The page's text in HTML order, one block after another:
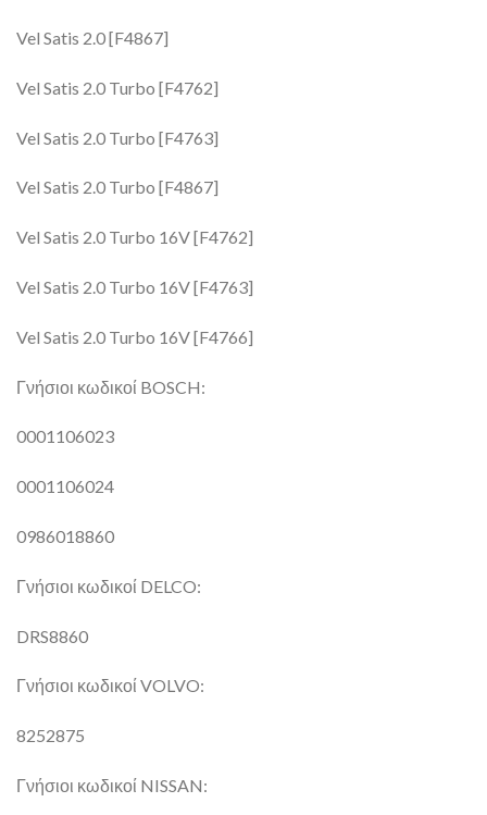
Vel Satis 2.0 [F4867]
Vel Satis 2.0 Turbo [F4762]
Vel Satis 2.0 Turbo [F4763]
Vel Satis 2.0 Turbo [F4867]
Vel Satis 2.0 Turbo 16V [F4762]
Vel Satis 2.0 Turbo 16V [F4763]
Vel Satis 2.0 Turbo 16V [F4766]
Γνήσιοι κωδικοί BOSCH:
0001106023
0001106024
0986018860
Γνήσιοι κωδικοί DELCO:
DRS8860
Γνήσιοι κωδικοί VOLVO:
8252875
Γνήσιοι κωδικοί NISSAN: